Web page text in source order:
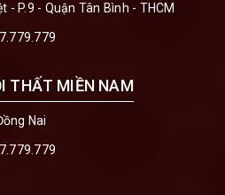
- P.9 - Quận Tân Bình - THCM
THẤT MIỀN NAM
Nai